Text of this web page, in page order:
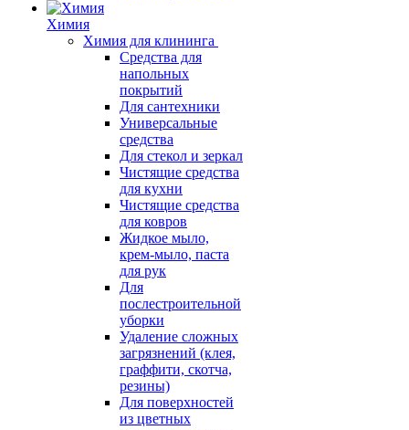
Химия
Химия для клининга
Средства для
напольных
покрытий
Для сантехники
Универсальные
средства
Для стекол и зеркал
Чистящие средства
для кухни
Чистящие средства
для ковров
Жидкое мыло,
крем-мыло, паста
для рук
Для
послестроительной
уборки
Удаление сложных
загрязнений (клея,
граффити, скотча,
резины)
Для поверхностей
из цветных